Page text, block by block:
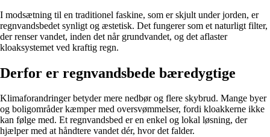
I modsætning til en traditionel faskine, som er skjult under jorden, er
regnvandsbedet synligt og æstetisk. Det fungerer som et naturligt filter,
der renser vandet, inden det når grundvandet, og det aflaster
kloaksystemet ved kraftig regn.
Derfor er regnvandsbede bæredygtige
Klimaforandringer betyder mere nedbør og flere skybrud. Mange byer
og boligområder kæmper med oversvømmelser, fordi kloakkerne ikke
kan følge med. Et regnvandsbed er en enkel og lokal løsning, der
hjælper med at håndtere vandet dér, hvor det falder.